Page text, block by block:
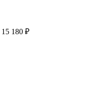
15 180 ₽